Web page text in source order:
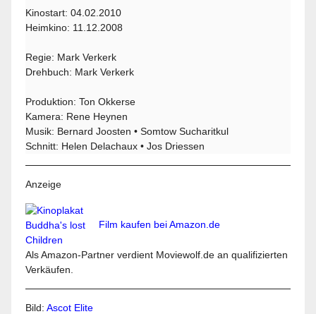
Kinostart: 04.02.2010
Heimkino: 11.12.2008
Regie: Mark Verkerk
Drehbuch: Mark Verkerk
Produktion: Ton Okkerse
Kamera: Rene Heynen
Musik: Bernard Joosten • Somtow Sucharitkul
Schnitt: Helen Delachaux • Jos Driessen
Anzeige
Film kaufen bei Amazon.de
Als Amazon-Partner verdient Moviewolf.de an qualifizierten
Verkäufen.
Bild:Ascot Elite